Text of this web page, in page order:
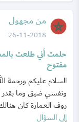
من مجهول
26-11-2018
حلمت أني طلعت
مفتوح
السلام عليكم ورحمة
ونفسي ضيق وما
روف العمارة كان
إلى السؤال